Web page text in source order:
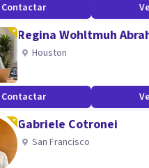
Contactar
Regina Wohltmuh
Houston
Contactar
Gabriele Cotronei
San Francisco